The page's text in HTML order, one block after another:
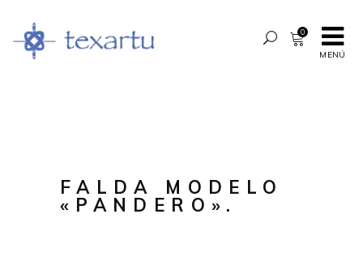
MENÚ
0
FALDA MODELO
«PANDERO».